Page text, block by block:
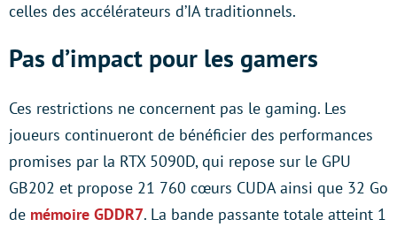
celles des accélérateurs d’IA traditionnels.
Pas d’impact pour les gamers
Ces restrictions ne concernent pas le gaming. Les
joueurs continueront de bénéficier des performances
promises par la RTX 5090D, qui repose sur le GPU
GB202 et propose 21 760 cœurs CUDA ainsi que 32 Go
de mémoire GDDR7. La bande passante totale atteint 1